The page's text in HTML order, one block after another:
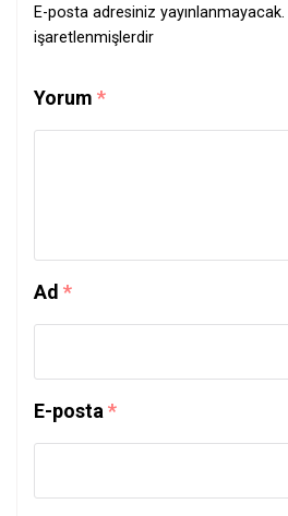
E-posta adresiniz yayınlanmayacak.
işaretlenmişlerdir
Yorum *
Ad *
E-posta *